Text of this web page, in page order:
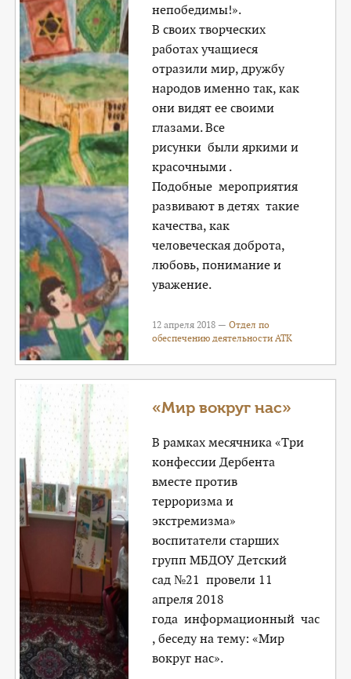
непобедимы!».
В своих творческих
работах учащиеся
отразили мир, дружбу
народов именно так, как
они видят ее своими
глазами. Все
рисунки были яркими и
красочными .
Подобные мероприятия
развивают в детях такие
качества, как
человеческая доброта,
любовь, понимание и
уважение.
12 апреля 2018 —Отдел по
обеспечению деятельности АТК
«Мир вокруг нас»
В рамках месячника «Три
конфессии Дербента
вместе против
терроризма и
экстремизма»
воспитатели старших
групп МБДОУ Детский
сад №21 провели 11
апреля 2018
года информационный час
, беседу на тему: «Мир
вокруг нас».